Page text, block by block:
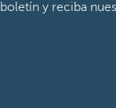
y reciba